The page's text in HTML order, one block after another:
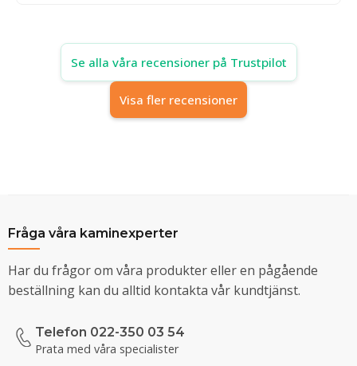
Se alla våra recensioner på Trustpilot
Visa fler recensioner
Fråga våra kaminexperter
Har du frågor om våra produkter eller en pågående
beställning kan du alltid kontakta vår kundtjänst.
Telefon 022-350 03 54
Prata med våra specialister